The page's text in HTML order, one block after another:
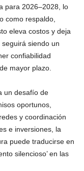
para 2026–2028, lo
como respaldo,
eleva costos y deja
siendo un
confiabilidad
mayor plazo.
un desafío de
oportunos,
y coordinación
e inversiones, la
puede traducirse en
silencioso’ en las